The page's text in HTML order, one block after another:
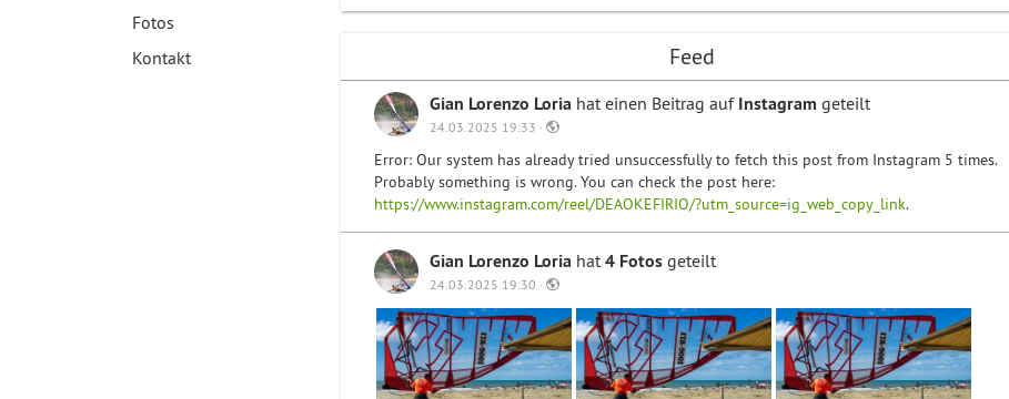
Fotos
Kontakt
Feed
Gian Lorenzo Loria hat einen Beitrag auf Instagram geteilt
24.03.2025 19:33 ·
Error: Our system has already tried unsuccessfully to fetch this post from Instagram 5 times.
Probably something is wrong. You can check the post here:
https://www.instagram.com/reel/DEAOKEFIRIO/?utm_source=ig_web_copy_link.
Gian Lorenzo Loria hat 4 Fotos geteilt
24.03.2025 19:30 ·